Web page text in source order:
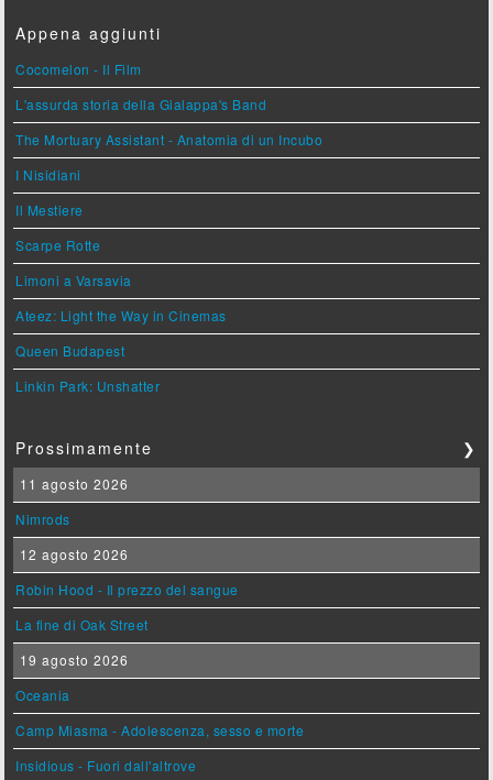
Appena aggiunti
Cocomelon - Il Film
L'assurda storia della Gialappa's Band
The Mortuary Assistant - Anatomia di un Incubo
I Nisidiani
Il Mestiere
Scarpe Rotte
Limoni a Varsavia
Ateez: Light the Way in Cinemas
Queen Budapest
Linkin Park: Unshatter
Prossimamente ❯
11 agosto 2026
Nimrods
12 agosto 2026
Robin Hood - Il prezzo del sangue
La fine di Oak Street
19 agosto 2026
Oceania
Camp Miasma - Adolescenza, sesso e morte
Insidious - Fuori dall'altrove